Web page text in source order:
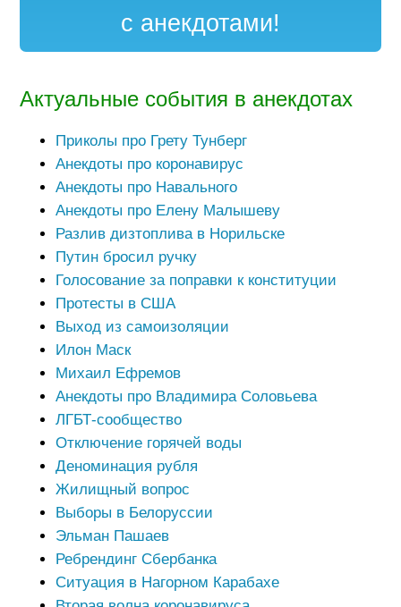
с анекдотами!
Актуальные события в анекдотах
Приколы про Грету Тунберг
Анекдоты про коронавирус
Анекдоты про Навального
Анекдоты про Елену Малышеву
Разлив дизтоплива в Норильске
Путин бросил ручку
Голосование за поправки к конституции
Протесты в США
Выход из самоизоляции
Илон Маск
Михаил Ефремов
Анекдоты про Владимира Соловьева
ЛГБТ-сообщество
Отключение горячей воды
Деноминация рубля
Жилищный вопрос
Выборы в Белоруссии
Эльман Пашаев
Ребрендинг Сбербанка
Ситуация в Нагорном Карабахе